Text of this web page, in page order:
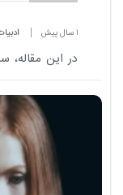
1 سال پیش
در این مقاله،
نگاهی به
گناه؛ دوم،